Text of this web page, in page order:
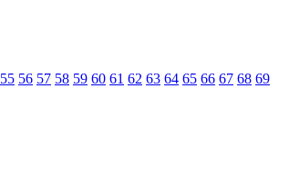
55 56 57 58 59 60 61 62 63 64 65 66 67 68 69